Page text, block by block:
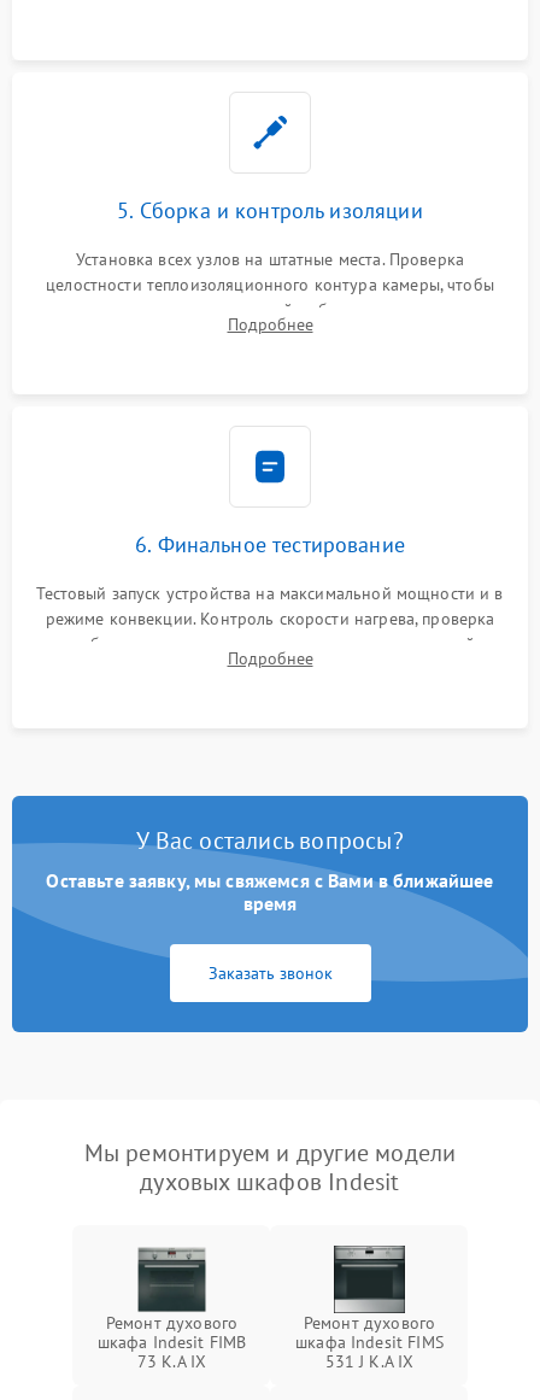
5. Сборка и контроль изоляции
Установка всех узлов на штатные места. Проверка
целостности теплоизоляционного контура камеры, чтобы
исключить перегрев кухонной мебели и потерю тепла.
Надежная фиксация клемм и сборка корпуса шкафа.
Подробнее
6. Финальное тестирование
Тестовый запуск устройства на максимальной мощности и в
режиме конвекции. Контроль скорости нагрева, проверка
срабатывания термостата при достижении заданной
температуры и тест на отсутствие утечек тока.
Подробнее
У Вас остались вопросы?
Оставьте заявку, мы свяжемся с Вами в ближайшее
время
Заказать звонок
Мы ремонтируем и другие модели
духовых шкафов Indesit
Ремонт духового
шкафа Indesit FIMB
73 K.A IX
Ремонт духового
шкафа Indesit FIMS
531 J K.A IX